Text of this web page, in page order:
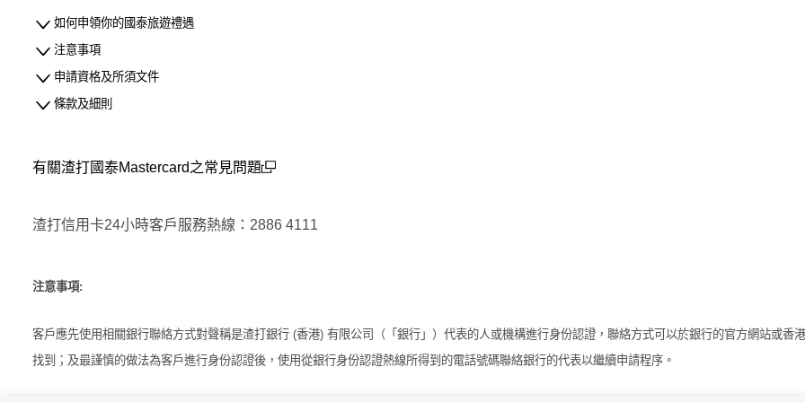
如何申領你的國泰旅遊禮遇
注意事項
申請資格及所須文件
條款及細則
有關渣打國泰Mastercard之常見問題
渣打信用卡24小時客戶服務熱線：2886 4111
注意事項:
客戶應先使用相關銀行聯絡方式對聲稱是渣打銀行 (香港) 有限公司（「銀行」）代表的人或機構進行身份認證，聯絡方式可以於銀行的官方網站或香
找到；及最謹慎的做法為客戶進行身份認證後，使用從銀行身份認證熱線所得到的電話號碼聯絡銀行的代表以繼續申請程序。